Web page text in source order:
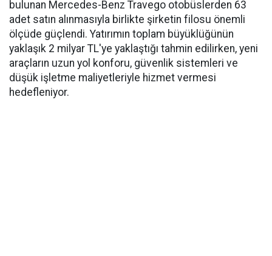
bulunan Mercedes-Benz Travego otobüslerden 63
adet satın alınmasıyla birlikte şirketin filosu önemli
ölçüde güçlendi. Yatırımın toplam büyüklüğünün
yaklaşık 2 milyar TL'ye yaklaştığı tahmin edilirken, yeni
araçların uzun yol konforu, güvenlik sistemleri ve
düşük işletme maliyetleriyle hizmet vermesi
hedefleniyor.